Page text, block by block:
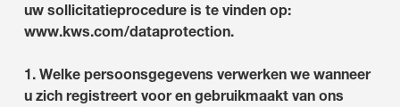
uw sollicitatieprocedure is te vinden op:
www.kws.com/dataprotection.
1. Welke persoonsgegevens verwerken we wanneer
u zich registreert voor en gebruikmaakt van ons